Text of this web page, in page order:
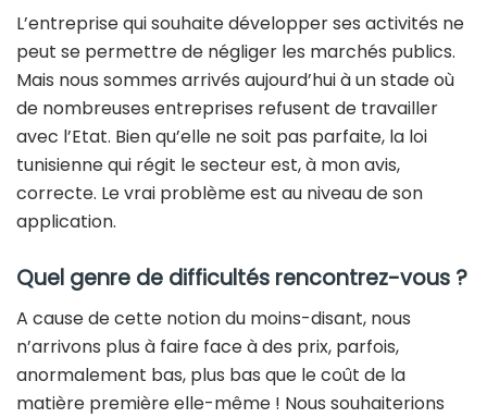
L’entreprise qui souhaite développer ses activités ne
peut se permettre de négliger les marchés publics.
Mais nous sommes arrivés aujourd’hui à un stade où
de nombreuses entreprises refusent de travailler
avec l’Etat. Bien qu’elle ne soit pas parfaite, la loi
tunisienne qui régit le secteur est, à mon avis,
correcte. Le vrai problème est au niveau de son
application.
Quel genre de difficultés rencontrez-vous ?
A cause de cette notion du moins-disant, nous
n’arrivons plus à faire face à des prix, parfois,
anormalement bas, plus bas que le coût de la
matière première elle-même ! Nous souhaiterions